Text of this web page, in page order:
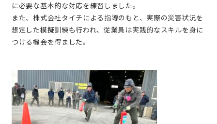
に必要な基本的な対応を練習しました。
また、株式会社タイチによる指導のもと、実際の災害状況を
想定した模擬訓練も行われ、従業員は実践的なスキルを身に
つける機会を得ました。